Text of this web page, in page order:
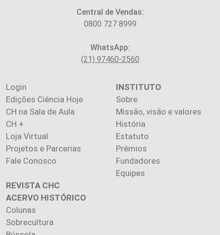
Central de Vendas:
0800 727 8999
WhatsApp:
(21) 97460-2560
Login
Edições Ciência Hoje
CH na Sala de Aula
CH +
Loja Virtual
Projetos e Parcerias
Fale Conosco
INSTITUTO
Sobre
Missão, visão e valores
História
Estatuto
Prêmios
Fundadores
Equipes
REVISTA CHC
ACERVO HISTÓRICO
Colunas
Sobrecultura